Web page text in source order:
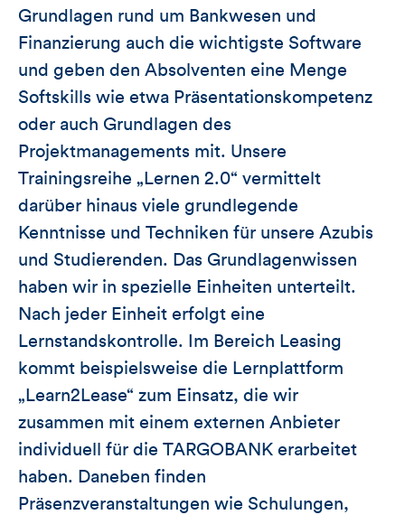
Grundlagen rund um Bankwesen und
Finanzierung auch die wichtigste Software
und geben den Absolventen eine Menge
Softskills wie etwa Präsentationskompetenz
oder auch Grundlagen des
Projektmanagements mit. Unsere
Trainingsreihe „Lernen 2.0“ vermittelt
darüber hinaus viele grundlegende
Kenntnisse und Techniken für unsere Azubis
und Studierenden. Das Grundlagenwissen
haben wir in spezielle Einheiten unterteilt.
Nach jeder Einheit erfolgt eine
Lernstandskontrolle. Im Bereich Leasing
kommt beispielsweise die Lernplattform
„Learn2Lease“ zum Einsatz, die wir
zusammen mit einem externen Anbieter
individuell für die TARGOBANK erarbeitet
haben. Daneben finden
Präsenzveranstaltungen wie Schulungen,